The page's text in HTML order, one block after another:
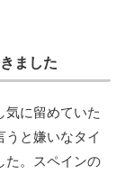
ました
気に留めていた
うと嫌いなタイ
た。スペインの